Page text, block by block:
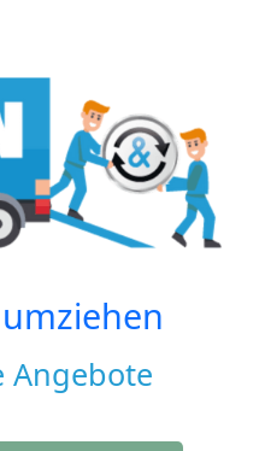
Angebote